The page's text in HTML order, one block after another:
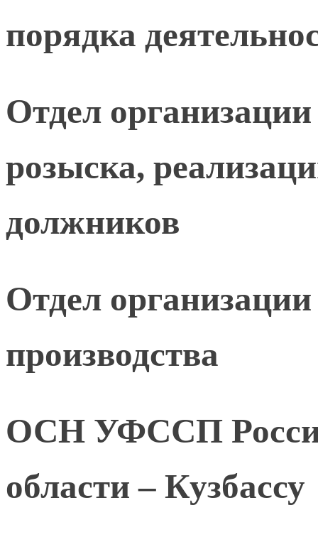
порядка
Отдел
розыска,
должников
Отдел
производства
ОСН УФССП
области – Кузбассу